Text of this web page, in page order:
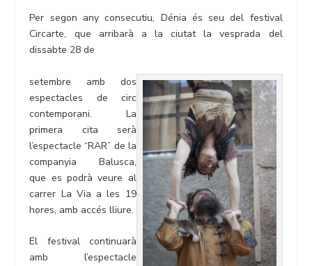
Per segon any consecutiu, Dénia és seu del festival
Circarte, que arribarà a la ciutat la vesprada del
dissabte 28 de
setembre amb dos
espectacles de circ
contemporani. La
primera cita serà
l’espectacle “RAR” de la
companyia Balusca,
que es podrà veure al
carrer La Via a les 19
hores, amb accés lliure.
El festival continuarà
amb l’espectacle